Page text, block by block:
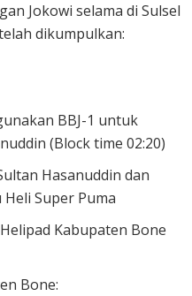
Jokowi selama di Sulsel
dikumpulkan:
BBJ-1 untuk
(Block time 02:20)
Hasanuddin dan
Super Puma
Kabupaten Bone
Bone: